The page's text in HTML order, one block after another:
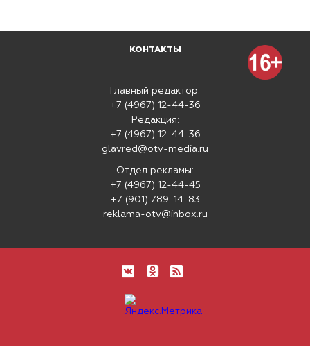
КОНТАКТЫ
Главный редактор:
+7 (4967) 12-44-36
Редакция:
+7 (4967) 12-44-36
glavred@otv-media.ru
Отдел рекламы:
+7 (4967) 12-44-45
+7 (901) 789-14-83
reklama-otv@inbox.ru